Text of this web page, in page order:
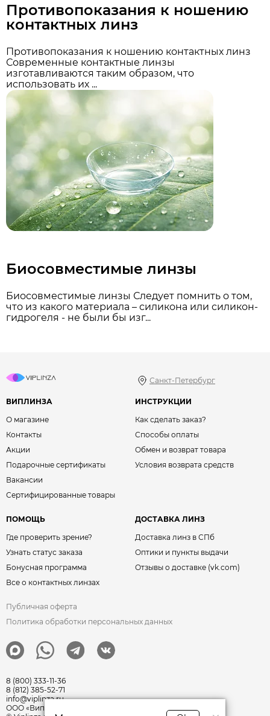
Противопоказания к ношению
контактных линз
Противопоказания к ношению контактных линз
Современные контактные линзы
изготавливаются таким образом, что
использовать их ...
Биосовместимые линзы
Биосовместимые линзы Следует помнить о том,
что из какого материала – силикона или силикон-
гидрогеля - не были бы изг...
Санкт-Петербург
ВИПЛИНЗА
О магазине
Контакты
Акции
Подарочные сертификаты
Вакансии
Сертифицированные товары
ИНСТРУКЦИИ
Как сделать заказ?
Способы оплаты
Обмен и возврат товара
Условия возврата средств
ПОМОЩЬ
Где проверить зрение?
Узнать статус заказа
Бонусная программа
Все о контактных линзах
ДОСТАВКА ЛИНЗ
Доставка линз в СПб
Оптики и пункты выдачи
Отзывы о доставке (vk.com)
Публичная оферта
Политика обработки персональных данных
8 (800) 333-11-36
8 (812) 385-52-71
info@viplinza.ru
ООО «Виплинза» ОГРН: 1217800011351